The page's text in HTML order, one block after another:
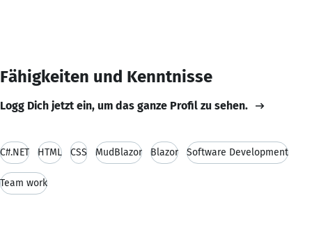
Fähigkeiten und Kenntnisse
Logg Dich jetzt ein, um das ganze Profil zu sehen.
C#.NET HTML CSS MudBlazor Blazor Software Development
Team work